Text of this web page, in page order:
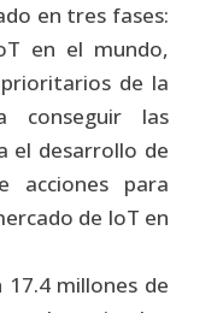
en tres fases:
en el mundo,
de la
conseguir las
el desarrollo de
acciones para
de IoT en
millones de